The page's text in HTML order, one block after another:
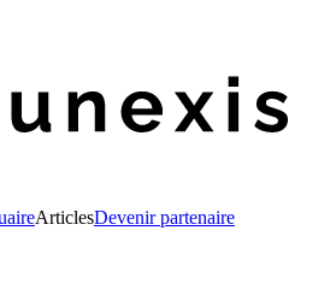
ArticlesDevenir partenaire